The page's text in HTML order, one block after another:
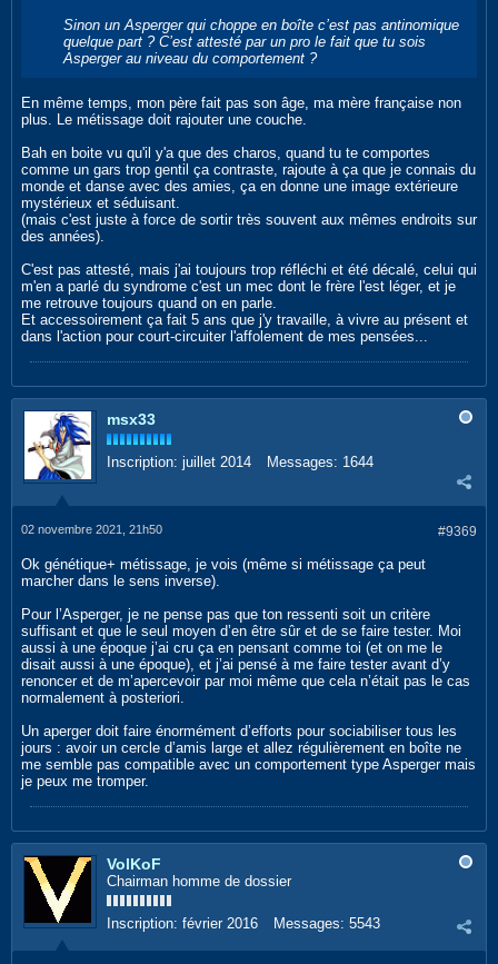
Sinon un Asperger qui choppe en boîte c’est pas antinomique
quelque part ? C’est attesté par un pro le fait que tu sois
Asperger au niveau du comportement ?
En même temps, mon père fait pas son âge, ma mère française non
plus. Le métissage doit rajouter une couche.
Bah en boite vu qu'il y'a que des charos, quand tu te comportes
comme un gars trop gentil ça contraste, rajoute à ça que je connais du
monde et danse avec des amies, ça en donne une image extérieure
mystérieux et séduisant.
(mais c'est juste à force de sortir très souvent aux mêmes endroits sur
des années).
C'est pas attesté, mais j'ai toujours trop réfléchi et été décalé, celui qui
m'en a parlé du syndrome c'est un mec dont le frère l'est léger, et je
me retrouve toujours quand on en parle.
Et accessoirement ça fait 5 ans que j'y travaille, à vivre au présent et
dans l'action pour court-circuiter l'affolement de mes pensées...
msx33
Inscription: juillet 2014 Messages: 1644
#9369
02 novembre 2021, 21h50
Ok génétique+ métissage, je vois (même si métissage ça peut
marcher dans le sens inverse).
Pour l’Asperger, je ne pense pas que ton ressenti soit un critère
suffisant et que le seul moyen d’en être sûr et de se faire tester. Moi
aussi à une époque j’ai cru ça en pensant comme toi (et on me le
disait aussi à une époque), et j’ai pensé à me faire tester avant d’y
renoncer et de m’apercevoir par moi même que cela n’était pas le cas
normalement à posteriori.
Un aperger doit faire énormément d’efforts pour sociabiliser tous les
jours : avoir un cercle d’amis large et allez régulièrement en boîte ne
me semble pas compatible avec un comportement type Asperger mais
je peux me tromper.
VolKoF
Chairman homme de dossier
Inscription: février 2016 Messages: 5543